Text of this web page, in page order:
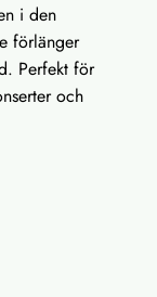
i den
förlänger
Perfekt för
och